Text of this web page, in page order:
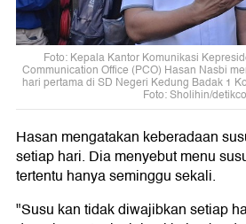
Foto: Kepala Kantor Komunikasi
Communication Office (PCO) Hasan Nasbi
hari pertama di SD Negeri Kedung Badak 1
Foto: Sholihin/
Hasan mengatakan keberadaan
setiap hari. Dia menyebut menu
tertentu hanya seminggu sekali.
"Susu kan tidak diwajibkan setiap